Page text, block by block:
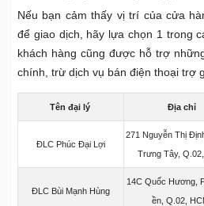
Nếu bạn cảm thấy vị trí của cửa
để giao dịch, hãy lựa chọn 1 trong
khách hàng cũng được hỗ trợ
chính, trừ dịch vụ bán điện thoại trợ
Tên đại lý Địa chỉ
ĐLC Phúc Đại Lợi
271 Nguyễn Thị
Trưng Tây,
ĐLC Bùi Mạnh Hùng
14C Quốc Hương,
ền, Q.02,